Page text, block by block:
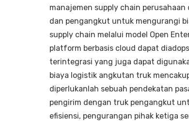
manajemen supply chain
dan pengangkut untuk mengurangi
supply chain melalui model Open
platform berbasis cloud dapat
terintegrasi yang juga dapat
biaya logistik angkutan truk
diperlukanlah sebuah pendekatan
pengirim dengan truk pengangkut
efisiensi, pengurangan pihak ketiga